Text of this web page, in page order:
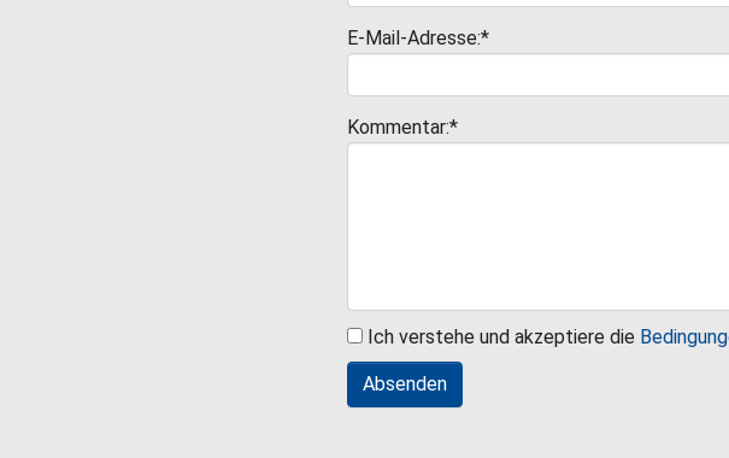
E-Mail-Adresse:*
Kommentar:*
Ich verstehe und akzeptiere die